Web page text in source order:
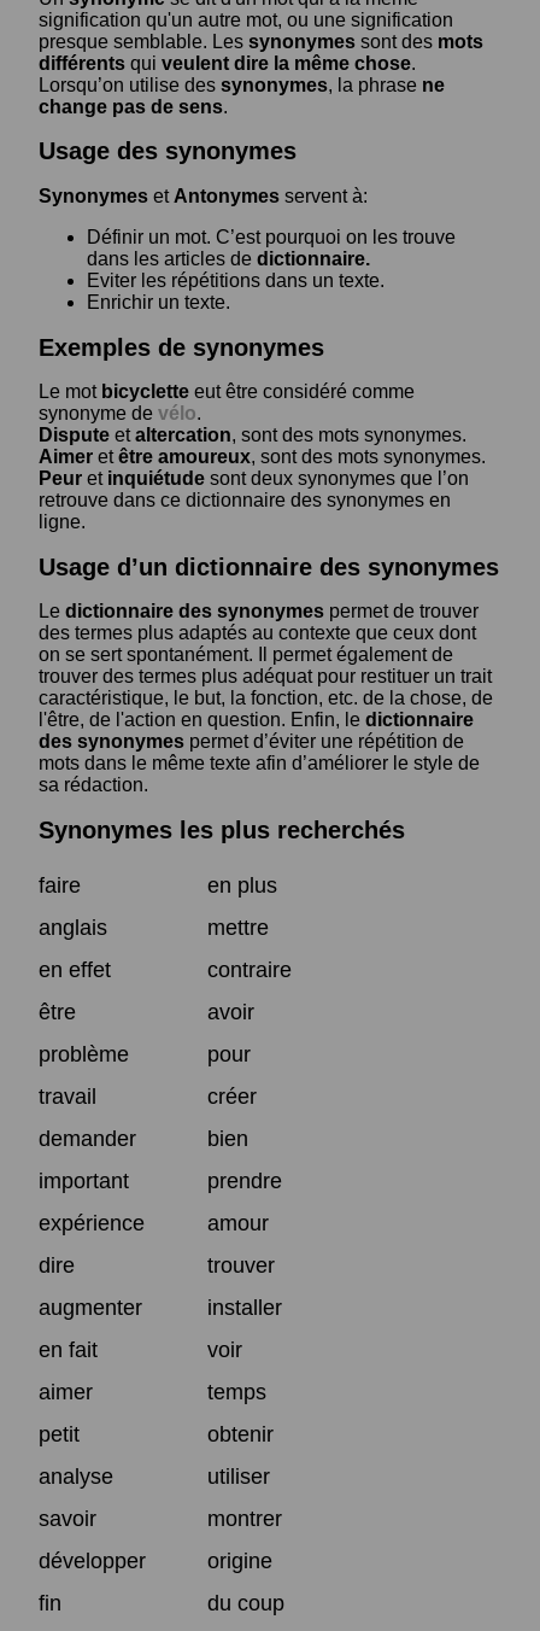
signification qu'un autre mot, ou une signification
presque semblable. Les synonymes sont des mots
différents qui veulent dire la même chose.
Lorsqu’on utilise des synonymes, la phrase ne
change pas de sens.
Usage des synonymes
Synonymes et Antonymes servent à:
Définir un mot. C’est pourquoi on les trouve
dans les articles de dictionnaire.
Eviter les répétitions dans un texte.
Enrichir un texte.
Exemples de synonymes
Le mot bicyclette eut être considéré comme
synonyme de vélo.
Dispute etaltercation, sont des mots synonymes.
Aimer etêtre amoureux, sont des mots synonymes.
Peur et inquiétude sont deux synonymes que l’on
retrouve dans ce dictionnaire des synonymes en
ligne.
Usage d’un dictionnaire des synonymes
Le dictionnaire des synonymes permet de trouver
des termes plus adaptés au contexte que ceux dont
on se sert spontanément. Il permet également de
trouver des termes plus adéquat pour restituer un trait
caractéristique, le but, la fonction, etc. de la chose, de
l'être, de l'action en question. Enfin, le dictionnaire
des synonymes permet d’éviter une répétition de
mots dans le même texte afin d’améliorer le style de
sa rédaction.
Synonymes les plus recherchés
faire
en plus
anglais
mettre
en effet
contraire
être
avoir
problème
pour
travail
créer
demander
bien
important
prendre
expérience
amour
dire
trouver
augmenter
installer
en fait
voir
aimer
temps
petit
obtenir
analyse
utiliser
savoir
montrer
développer
origine
fin
du coup